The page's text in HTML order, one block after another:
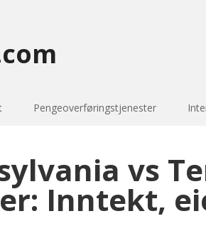
Pengeoverføringstjenester
vs
Inntekt,